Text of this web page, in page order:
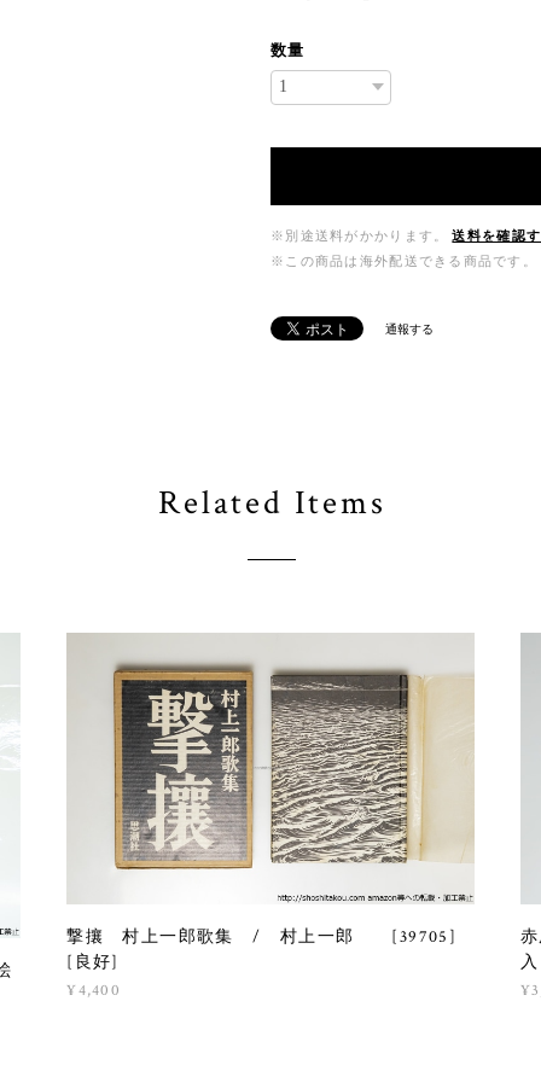
数量
※別途送料がかかります。
送料を確認
※この商品は海外配送できる商品です。
通報する
Related Items
撃攘 村上一郎歌集 / 村上一郎 [39705]
[良好]
¥4,400